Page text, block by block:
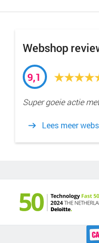
Webshop
9,1
Super goeie actie
Lees meer